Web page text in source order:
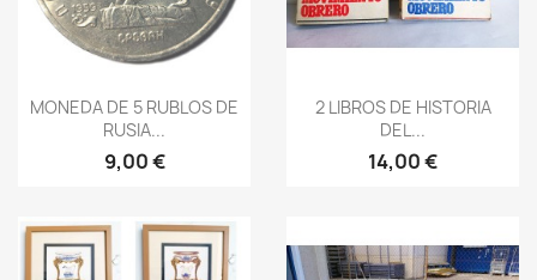
Vista rápida
MONEDA DE 5 RUBLOS DE
RUSIA...
9,00 €
Vista rápida
2 LIBROS DE HISTORIA
DEL...
14,00 €